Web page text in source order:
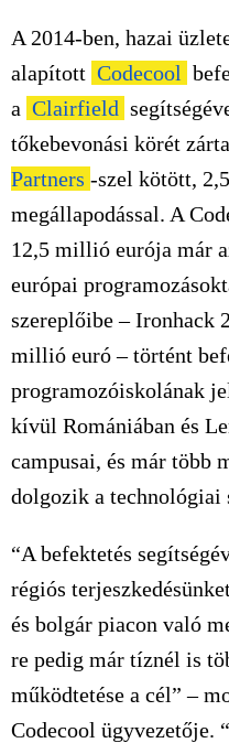
A 2014-ben, hazai
alapított Codecool
a Clairfield
tőkebevonási körét
Partners -szel kötött,
megállapodással. A
12,5 millió eurója már
európai
szereplőibe – Ironhack
millió euró – történt
programozóiskolának
kívül Romániában és
campusai, és már több
dolgozik a technológiai
“A befektetés
régiós
és bolgár piacon való
re pedig már tíznél is
működtetése a cél” –
Codecool ügyvezetője.